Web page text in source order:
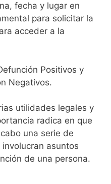
fecha y lugar en
para solicitar la
acceder a la
Positivos y
Negativos.
utilidades legales y
radica en que
una serie de
asuntos
de una persona.